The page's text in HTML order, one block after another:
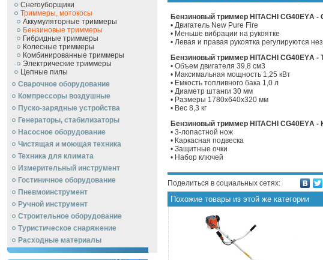
Снегоуборщики
Триммеры, мотокосы
Аккумуляторные триммеры
Бензиновые триммеры
Гибридные триммеры
Колесные триммеры
Комбинированные триммеры
Электрические триммеры
Цепные пилы
Сварочное оборудование
Компрессоры воздушные
Пуско-зарядные устройства
Генераторы, стабилизаторы
Насосное оборудование
Чистящая и моющая техника
Техника для климата
Измерительный инструмент
Гостиничное оборудование
Пневмоинструмент
Ручной инcтрумент
Строительное оборудование
Туристическое снаряжение
Расходные материалы
Бензиновый триммер HITACHI CG40EYА -
• Двигатель New Pure Fire
• Меньше вибрации на рукоятке
• Левая и правая рукоятка регулируются
Бензиновый триммер HITACHI CG40EYА -
• Объем двигателя 39,8 см3
• Максимальная мощность 1,25 кВт
• Емкость топливного бака 1,0 л
• Диаметр штанги 30 мм
• Размеры 1780х640х320 мм
• Вес 8,3 кг
Бензиновый триммер HITACHI CG40EYА -
• 3-лопастной нож
• Каркасная подвеска
• Защитные очки
• Набор ключей
Поделиться в социальных сетях:
Похожие товары из этой же категории